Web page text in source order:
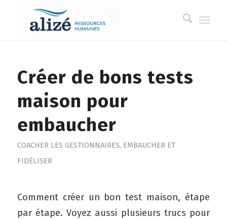
Créer de bons tests
maison pour
embaucher
COACHER LES GESTIONNAIRES, EMBAUCHER ET
FIDÉLISER
Comment créer un bon test maison, étape
par étape. Voyez aussi plusieurs trucs pour